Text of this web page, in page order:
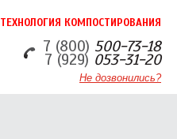
ТЕХНОЛОГИЯ КОМПОСТИРОВАНИЯ
7 (800) 500-73-18
7 (929) 053-31-20
Не дозвонились?